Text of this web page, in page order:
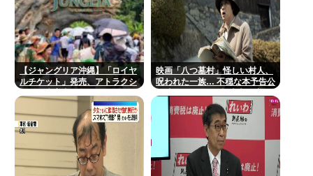
【ジャングリア沖縄】「ロイヤ
ルチケット」発売、アトラクシ
飲み放題、スパ利用、駐車場無
料…大人29700円
映画「八つ墓村」怪しい村人、
呪われた一族… 不穏な本予告公
るTMG